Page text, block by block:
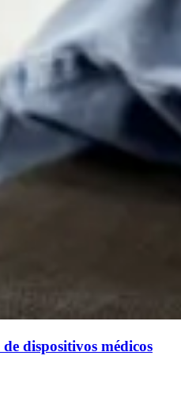
dispositivos médicos